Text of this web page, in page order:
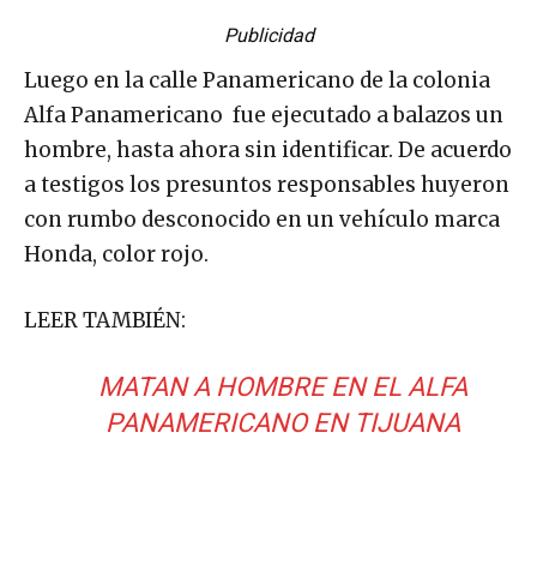
Publicidad
Luego en la calle Panamericano de la colonia
Alfa Panamericano fue ejecutado a balazos un
hombre, hasta ahora sin identificar. De acuerdo
a testigos los presuntos responsables huyeron
con rumbo desconocido en un vehículo marca
Honda, color rojo.
LEER TAMBIÉN:
MATAN A HOMBRE EN EL ALFA
PANAMERICANO EN TIJUANA